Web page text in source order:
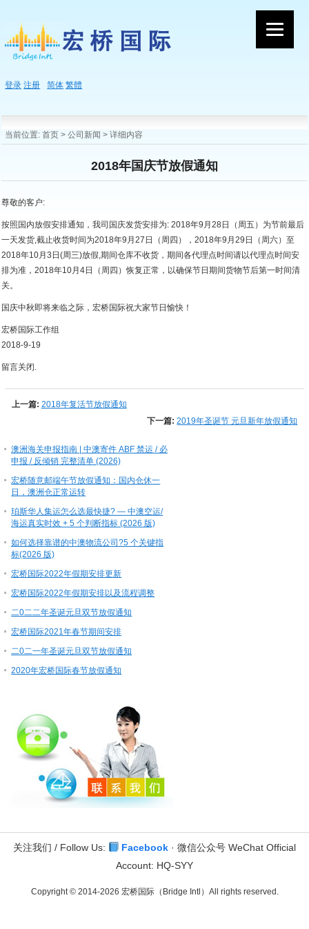
简体 繁體
登录 注册
当前位置:首页 >公司新闻 > 详细内容
2018年国庆节放假通知
尊敬的客户:
按照国内放假安排通知，我司国庆发货安排为: 2018年9月28日（周五）为节前最后
一天发货,截止收货时间为2018年9月27日（周四），2018年9月29日（周六）至
2018年10月3日(周三)放假,期间仓库不收货，期间各代理点时间请以代理点时间安
排为准，2018年10月4日（周四）恢复正常，以确保节日期间货物节后第一时间清
关。
国庆中秋即将来临之际，宏桥国际祝大家节日愉快！
宏桥国际工作组
2018-9-19
留言关闭.
上一篇: 2018年复活节放假通知
下一篇:2019年圣诞节 元旦新年放假通知
澳洲海关申报指南 | 中澳寄件 ABF 禁运 / 必
申报 / 反倾销 完整清单 (2026)
宏桥随意邮端午节放假通知：国内仓休一
日，澳洲仓正常运转
珀斯华人集运怎么选最快捷? — 中澳空运/
海运真实时效 + 5 个判断指标 (2026 版)
如何选择靠谱的中澳物流公司?5 个关键指
标(2026 版)
宏桥国际2022年假期安排更新
宏桥国际2022年假期安排以及流程调整
二0二二年圣诞元旦双节放假通知
宏桥国际2021年春节期间安排
二0二一年圣诞元旦双节放假通知
2020年宏桥国际春节放假通知
关注我们 / Follow Us: Facebook · 微信公众号 WeChat Official
Account: HQ-SYY
Copyright © 2014-2026 宏桥国际（Bridge Intl）All rights reserved.